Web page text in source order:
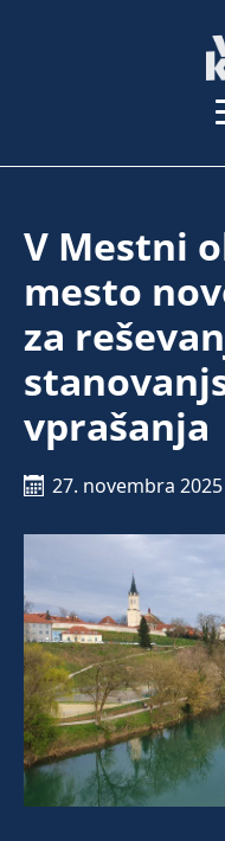
V Mestni
mesto
za
vprašanja
27. novembra 2025